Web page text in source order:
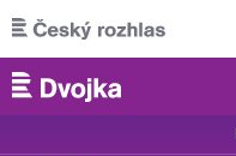
Přejít k hlavnímu obsahu